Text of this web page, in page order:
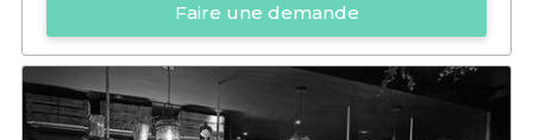
Faire une demande